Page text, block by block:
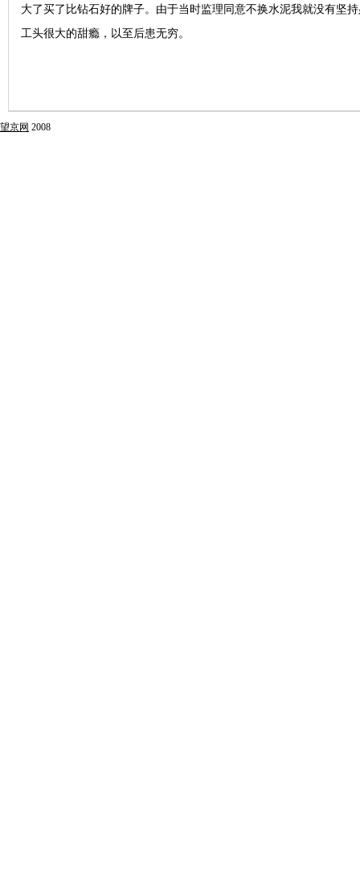
大了买了比钻石好的牌子。由于当时监理同意不换水泥我就没有坚
工头很大的甜瘾，以至后患无穷。
望京网 2008